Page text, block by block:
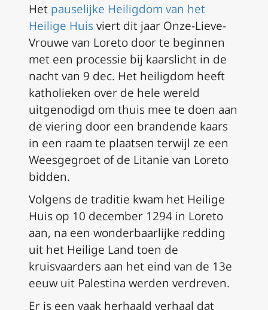
Het pauselijke Heiligdom van het
Heilige Huis viert dit jaar Onze-Lieve-
Vrouwe van Loreto door te beginnen
met een processie bij kaarslicht in de
nacht van 9 dec. Het heiligdom heeft
katholieken over de hele wereld
uitgenodigd om thuis mee te doen aan
de viering door een brandende kaars
in een raam te plaatsen terwijl ze een
Weesgegroet of de Litanie van Loreto
bidden.
Volgens de traditie kwam het Heilige
Huis op 10 december 1294 in Loreto
aan, na een wonderbaarlijke redding
uit het Heilige Land toen de
kruisvaarders aan het eind van de 13e
eeuw uit Palestina werden verdreven.
Er is een vaak herhaald verhaal dat